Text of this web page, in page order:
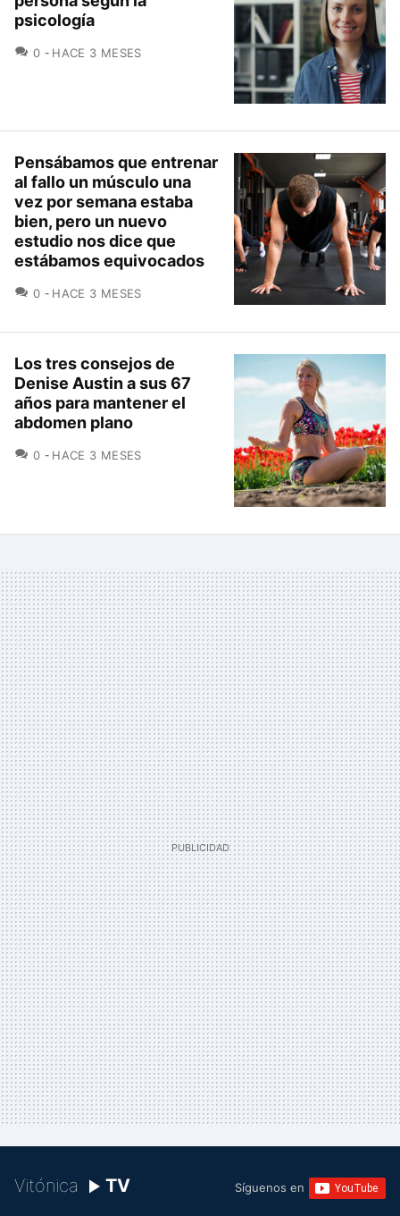
psicología
0 COMENTARIOS
HACE 3 MESES
Pensábamos que entrenar
al fallo un músculo una
vez por semana estaba
bien, pero un nuevo
estudio nos dice que
estábamos equivocados
0 COMENTARIOS
HACE 3 MESES
Los tres consejos de
Denise Austin a sus 67
años para mantener el
abdomen plano
0 COMENTARIOS
HACE 3 MESES
Vitónica TV Síguenos en